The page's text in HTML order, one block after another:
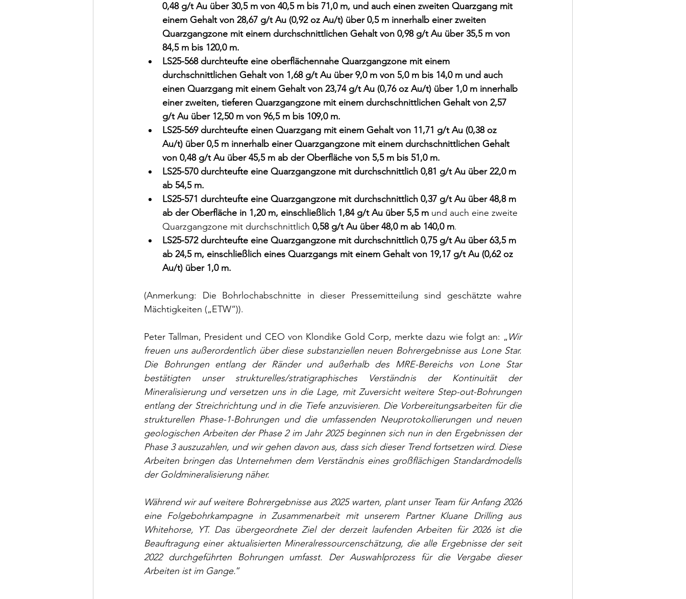
0,48 g/t Au über 30,5 m von 40,5 m bis 71,0 m, und auch einen zweiten Quarzgang mit
einem Gehalt von 28,67 g/t Au (0,92 oz Au/t) über 0,5 m innerhalb einer zweiten
Quarzgangzone mit einem durchschnittlichen Gehalt von 0,98 g/t Au über 35,5 m von
84,5 m bis 120,0 m.
LS25-568 durchteufte eine oberflächennahe Quarzgangzone mit einem
durchschnittlichen Gehalt von 1,68 g/t Au über 9,0 m von 5,0 m bis 14,0 m und auch
einen Quarzgang mit einem Gehalt von 23,74 g/t Au (0,76 oz Au/t) über 1,0 m innerhalb
einer zweiten, tieferen Quarzgangzone mit einem durchschnittlichen Gehalt von 2,57
g/t Au über 12,50 m von 96,5 m bis 109,0 m.
LS25-569 durchteufte einen Quarzgang mit einem Gehalt von 11,71 g/t Au (0,38 oz
Au/t) über 0,5 m innerhalb einer Quarzgangzone mit einem durchschnittlichen Gehalt
von 0,48 g/t Au über 45,5 m ab der Oberfläche von 5,5 m bis 51,0 m.
LS25-570 durchteufte eine Quarzgangzone mit durchschnittlich 0,81 g/t Au über 22,0 m
ab 54,5 m.
LS25-571 durchteufte eine Quarzgangzone mit durchschnittlich 0,37 g/t Au über 48,8 m
ab der Oberfläche in 1,20 m, einschließlich 1,84 g/t Au über 5,5 m und auch eine zweite
Quarzgangzone mit durchschnittlich 0,58 g/t Au über 48,0 m ab 140,0 m.
LS25-572 durchteufte eine Quarzgangzone mit durchschnittlich 0,75 g/t Au über 63,5 m
ab 24,5 m, einschließlich eines Quarzgangs mit einem Gehalt von 19,17 g/t Au (0,62 oz
Au/t) über 1,0 m.
(Anmerkung: Die Bohrlochabschnitte in dieser Pressemitteilung sind geschätzte wahre
Mächtigkeiten („ETW“)).
Peter Tallman, President und CEO von Klondike Gold Corp, merkte dazu wie folgt an: „Wir
freuen uns außerordentlich über diese substanziellen neuen Bohrergebnisse aus Lone Star.
Die Bohrungen entlang der Ränder und außerhalb des MRE-Bereichs von Lone Star
bestätigten unser strukturelles/stratigraphisches Verständnis der Kontinuität der
Mineralisierung und versetzen uns in die Lage, mit Zuversicht weitere Step-out-Bohrungen
entlang der Streichrichtung und in die Tiefe anzuvisieren. Die Vorbereitungsarbeiten für die
strukturellen Phase-1-Bohrungen und die umfassenden Neuprotokollierungen und neuen
geologischen Arbeiten der Phase 2 im Jahr 2025 beginnen sich nun in den Ergebnissen der
Phase 3 auszuzahlen, und wir gehen davon aus, dass sich dieser Trend fortsetzen wird. Diese
Arbeiten bringen das Unternehmen dem Verständnis eines großflächigen Standardmodells
der Goldmineralisierung näher.
Während wir auf weitere Bohrergebnisse aus 2025 warten, plant unser Team für Anfang 2026
eine Folgebohrkampagne in Zusammenarbeit mit unserem Partner Kluane Drilling aus
Whitehorse, YT. Das übergeordnete Ziel der derzeit laufenden Arbeiten für 2026 ist die
Beauftragung einer aktualisierten Mineralressourcenschätzung, die alle Ergebnisse der seit
2022 durchgeführten Bohrungen umfasst. Der Auswahlprozess für die Vergabe dieser
Arbeiten ist im Gange.”